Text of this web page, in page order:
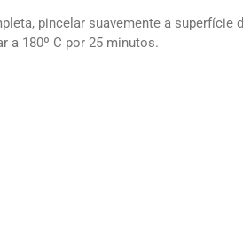
pincelar suavemente a superfície
a 180º C por 25 minutos.